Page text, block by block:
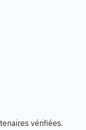
vérifiées.